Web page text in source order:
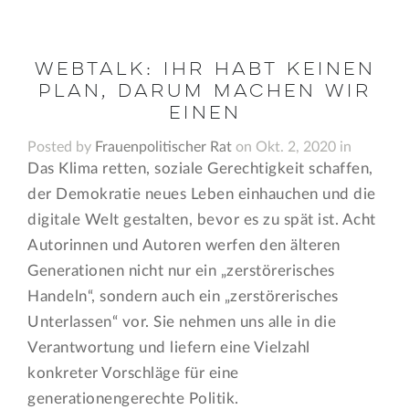
Webtalk: Ihr habt keinen
Plan, darum machen wir
einen
Posted by Frauenpolitischer Rat on Okt. 2, 2020 in
Das Klima retten, soziale Gerechtigkeit schaffen,
der Demokratie neues Leben einhauchen und die
digitale Welt gestalten, bevor es zu spät ist. Acht
Autorinnen und Autoren werfen den älteren
Generationen nicht nur ein „zerstörerisches
Handeln“, sondern auch ein „zerstörerisches
Unterlassen“ vor. Sie nehmen uns alle in die
Verantwortung und liefern eine Vielzahl
konkreter Vorschläge für eine
generationengerechte Politik.